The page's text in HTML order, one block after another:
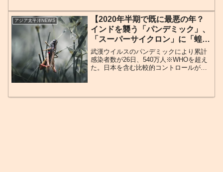
ここ最近、AIによる音声合成ツールを悪
用し...
アジア太平洋NEWS
【2020年半期で既に最悪の年？
インドを襲う「パンデミック」、
「スーパーサイクロン」に「蝗
害」の３災害】
武漢ウイルスのパンデミックにより累計
感染者数が26日、540万人※WHOを超え
た。日本を含む比較的コントロールが出
米→中南米とパンデ...